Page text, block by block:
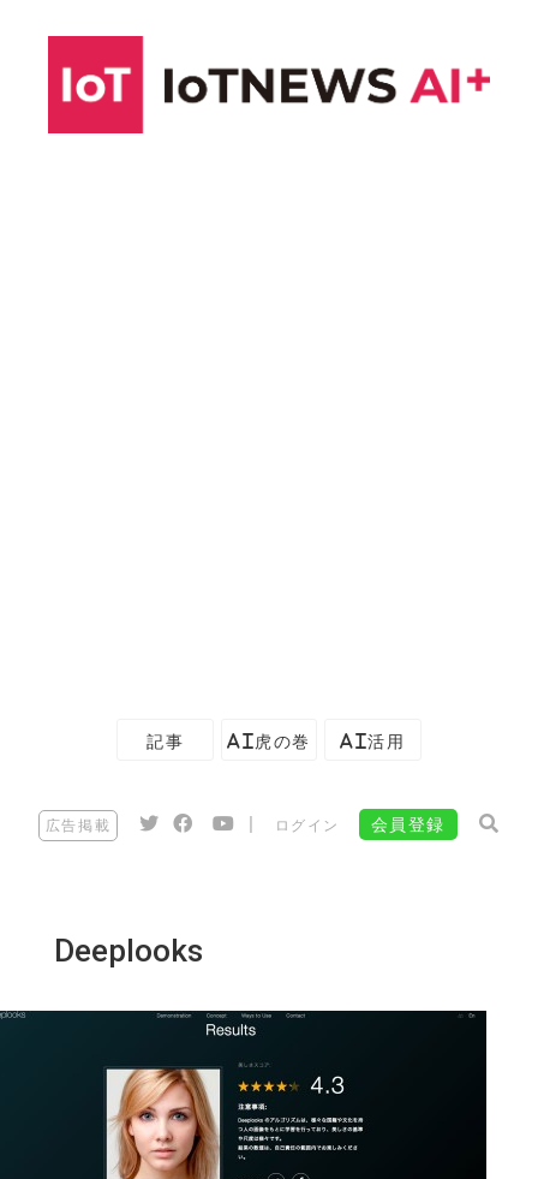
記事 AI虎の巻 AI活用
広告掲載 ログイン 会員登録
Deeplooks